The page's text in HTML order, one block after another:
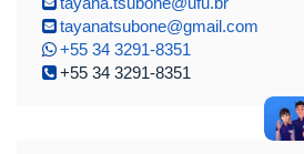
tayanatsubone@gmail.com
+55 34 3291-8351
+55 34 3291-8351